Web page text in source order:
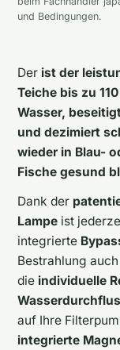
und Bedingungen.
Der ist der
Teiche bis zu
Wasser,
und dezimiert
wieder in Blau-
Fische gesund
Dank der
Lampe ist
integrierte
Bestrahlung
die individuelle
auf Ihre
integrierte